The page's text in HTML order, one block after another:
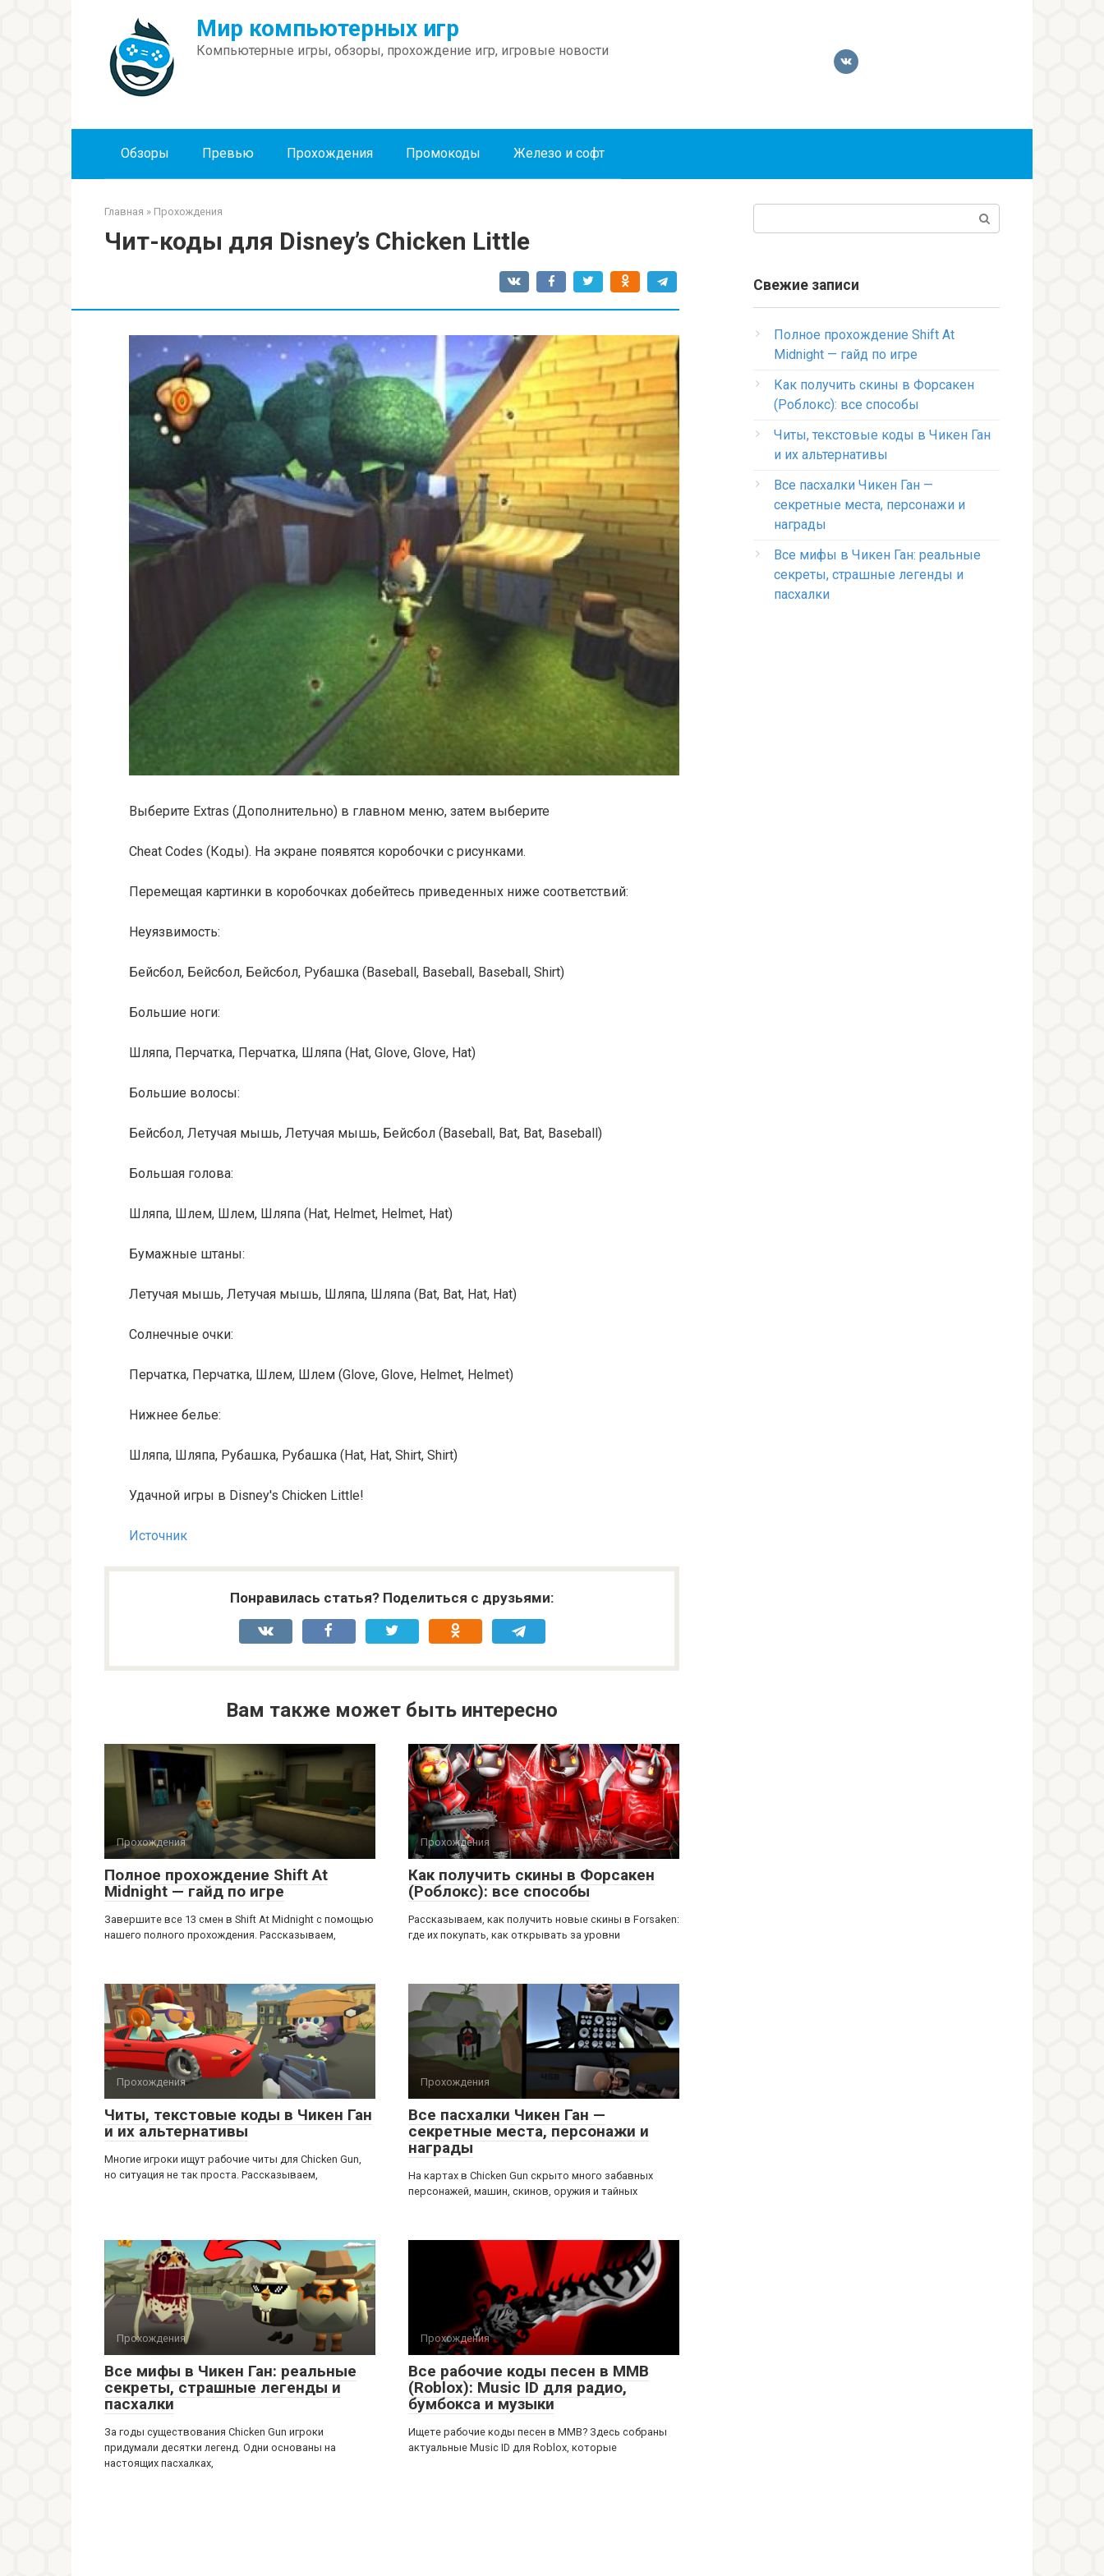
Мир компьютерных игр
Компьютерные игры, обзоры, прохождение игр, игровые новости
Обзоры Превью Прохождения Промокоды Железо и софт
Главная » Прохождения
Чит-коды для Disney’s Chicken Little
Выберите Extras (Дополнительно) в главном меню, затем выберите
Cheat Codes (Коды). На экране появятся коробочки с рисунками.
Перемещая картинки в коробочках добейтесь приведенных ниже соответствий:
Неуязвимость:
Бейсбол, Бейсбол, Бейсбол, Рубашка (Baseball, Baseball, Baseball, Shirt)
Большие ноги:
Шляпа, Перчатка, Перчатка, Шляпа (Hat, Glove, Glove, Hat)
Большие волосы:
Бейсбол, Летучая мышь, Летучая мышь, Бейсбол (Baseball, Bat, Bat, Baseball)
Большая голова:
Шляпа, Шлем, Шлем, Шляпа (Hat, Helmet, Helmet, Hat)
Бумажные штаны:
Летучая мышь, Летучая мышь, Шляпа, Шляпа (Bat, Bat, Hat, Hat)
Солнечные очки:
Перчатка, Перчатка, Шлем, Шлем (Glove, Glove, Helmet, Helmet)
Нижнее белье:
Шляпа, Шляпа, Рубашка, Рубашка (Hat, Hat, Shirt, Shirt)
Удачной игры в Disney's Chicken Little!
Источник
Понравилась статья? Поделиться с друзьями:
Вам также может быть интересно
Прохождения
Полное прохождение Shift At
Midnight — гайд по игре
Завершите все 13 смен в Shift At Midnight с помощью
нашего полного прохождения. Рассказываем,
Прохождения
Как получить скины в Форсакен
(Роблокс): все способы
Рассказываем, как получить новые скины в Forsaken:
где их покупать, как открывать за уровни
Прохождения
Читы, текстовые коды в Чикен Ган
и их альтернативы
Многие игроки ищут рабочие читы для Chicken Gun,
но ситуация не так проста. Рассказываем,
Прохождения
Все пасхалки Чикен Ган —
секретные места, персонажи и
награды
На картах в Chicken Gun скрыто много забавных
персонажей, машин, скинов, оружия и тайных
Прохождения
Все мифы в Чикен Ган: реальные
секреты, страшные легенды и
пасхалки
За годы существования Chicken Gun игроки
придумали десятки легенд. Одни основаны на
настоящих пасхалках,
Прохождения
Все рабочие коды песен в ММВ
(Roblox): Music ID для радио,
бумбокса и музыки
Ищете рабочие коды песен в ММВ? Здесь собраны
актуальные Music ID для Roblox, которые
Свежие записи
Полное прохождение Shift At
Midnight — гайд по игре
Как получить скины в Форсакен
(Роблокс): все способы
Читы, текстовые коды в Чикен Ган
и их альтернативы
Все пасхалки Чикен Ган —
секретные места, персонажи и
награды
Все мифы в Чикен Ган: реальные
секреты, страшные легенды и
пасхалки